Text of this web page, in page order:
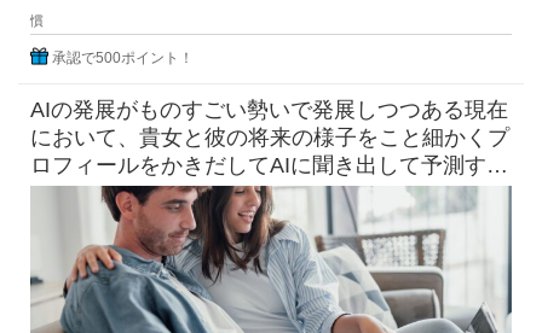
慣
承認で500ポイント！
AIの発展がものすごい勢いで発展しつつある現在
において、貴女と彼の将来の様子をこと細かくプ
ロフィールをかきだしてAIに聞き出して予測すら
できる時代になっています